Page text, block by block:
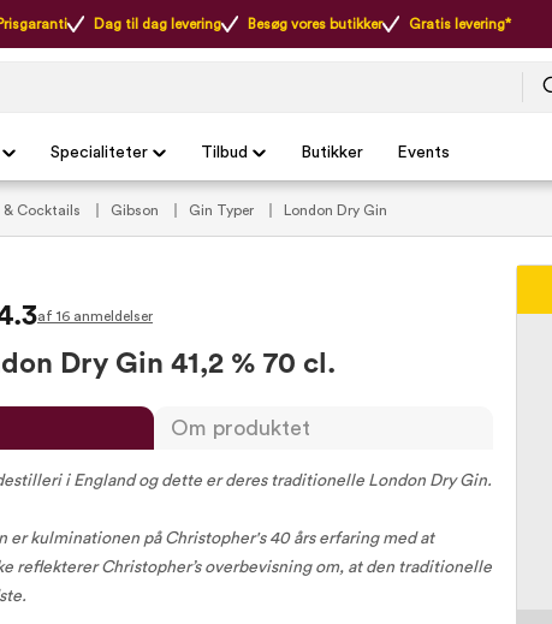
Dag til dag levering Besøg vores butikker Gratis levering*
Specialiteter Tilbud Butikker Events
& Cocktails Gibson Gin Typer London Dry Gin
af 16 anmeldelser
Dry Gin 41,2 % 70 cl.
Om produktet
i England og dette er deres traditionelle London Dry Gin.
er kulminationen på Christopher's 40 års erfaring med at
reflekterer Christopher’s overbevisning om, at den traditionelle